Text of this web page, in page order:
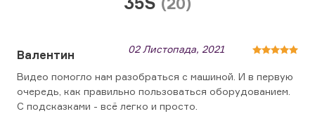
Валентин 02 Листопада, 2021
Видео помогло нам разобраться с машиной. И в первую
очередь, как правильно пользоваться оборудованием.
С подсказками - всё легко и просто.